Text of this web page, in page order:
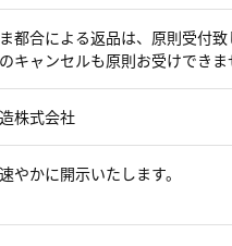
都合による返品は、原則受付致
キャンセルも原則お受けできま
株式会社
やかに開示いたします。